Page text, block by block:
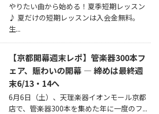
やりたい曲から始める！夏季短期レッスン
♪ 夏だけの短期レッスンは入会金無料。
生...
【京都開幕週末レポ】管楽器300本フ
ェア、賑わいの開幕 — 締めは最終週
末6/13・14へ
6月6日（土）、天理楽器イオンモール京都
店で、管楽器300本を集めた年に一度のフ...